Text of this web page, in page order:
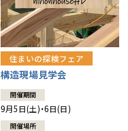
住まいの探検フェア
構造現場見学会
開催期間
9月5日(土)・6日(日)
開催場所